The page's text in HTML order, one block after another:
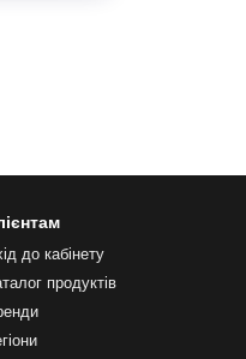
до кабінету
продуктів